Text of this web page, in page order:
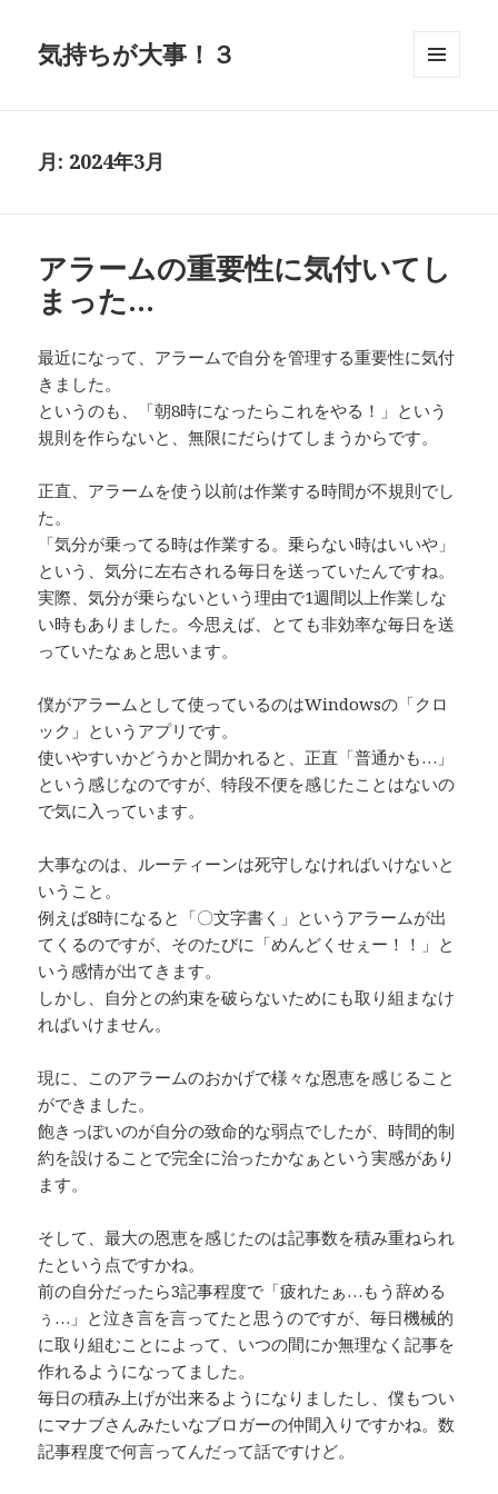
気持ちが大事！３
月: 2024年3月
アラームの重要性に気付いてし
まった…
最近になって、アラームで自分を管理する重要性に気付
きました。
というのも、「朝8時になったらこれをやる！」という
規則を作らないと、無限にだらけてしまうからです。
正直、アラームを使う以前は作業する時間が不規則でし
た。
「気分が乗ってる時は作業する。乗らない時はいいや」
という、気分に左右される毎日を送っていたんですね。
実際、気分が乗らないという理由で1週間以上作業しな
い時もありました。今思えば、とても非効率な毎日を送
っていたなぁと思います。
僕がアラームとして使っているのはWindowsの「クロ
ック」というアプリです。
使いやすいかどうかと聞かれると、正直「普通かも…」
という感じなのですが、特段不便を感じたことはないの
で気に入っています。
大事なのは、ルーティーンは死守しなければいけないと
いうこと。
例えば8時になると「〇文字書く」というアラームが出
てくるのですが、そのたびに「めんどくせぇー！！」と
いう感情が出てきます。
しかし、自分との約束を破らないためにも取り組まなけ
ればいけません。
現に、このアラームのおかげで様々な恩恵を感じること
ができました。
飽きっぽいのが自分の致命的な弱点でしたが、時間的制
約を設けることで完全に治ったかなぁという実感があり
ます。
そして、最大の恩恵を感じたのは記事数を積み重ねられ
たという点ですかね。
前の自分だったら3記事程度で「疲れたぁ…もう辞める
ぅ…」と泣き言を言ってたと思うのですが、毎日機械的
に取り組むことによって、いつの間にか無理なく記事を
作れるようになってました。
毎日の積み上げが出来るようになりましたし、僕もつい
にマナブさんみたいなブロガーの仲間入りですかね。数
記事程度で何言ってんだって話ですけど。